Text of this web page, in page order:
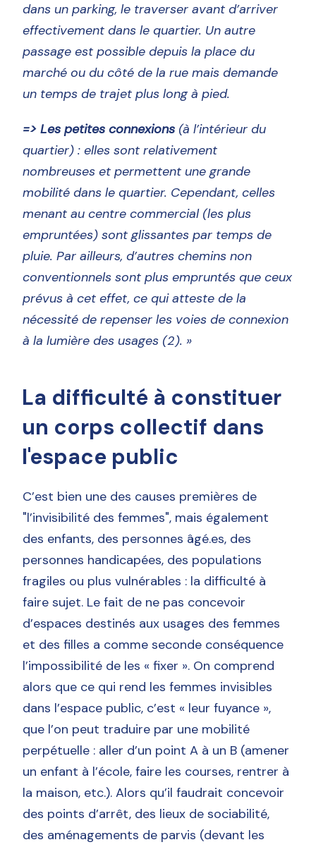
dans un parking, le traverser avant d’arriver
effectivement dans le quartier. Un autre
passage est possible depuis la place du
marché ou du côté de la rue mais demande
un temps de trajet plus long à pied.
=> Les petites connexions (à l’intérieur du
quartier) : elles sont relativement
nombreuses et permettent une grande
mobilité dans le quartier. Cependant, celles
menant au centre commercial (les plus
empruntées) sont glissantes par temps de
pluie. Par ailleurs, d’autres chemins non
conventionnels sont plus empruntés que ceux
prévus à cet effet, ce qui atteste de la
nécessité de repenser les voies de connexion
à la lumière des usages (2). »
La difficulté à constituer
un corps collectif dans
l'espace public
C’est bien une des causes premières de
"l’invisibilité des femmes", mais également
des enfants, des personnes âgé.es, des
personnes handicapées, des populations
fragiles ou plus vulnérables : la difficulté à
faire sujet. Le fait de ne pas concevoir
d’espaces destinés aux usages des femmes
et des filles a comme seconde conséquence
l’impossibilité de les « fixer ». On comprend
alors que ce qui rend les femmes invisibles
dans l’espace public, c’est « leur fuyance »,
que l’on peut traduire par une mobilité
perpétuelle : aller d’un point A à un B (amener
un enfant à l’école, faire les courses, rentrer à
la maison, etc.). Alors qu’il faudrait concevoir
des points d’arrêt, des lieux de sociabilité,
des aménagements de parvis (devant les